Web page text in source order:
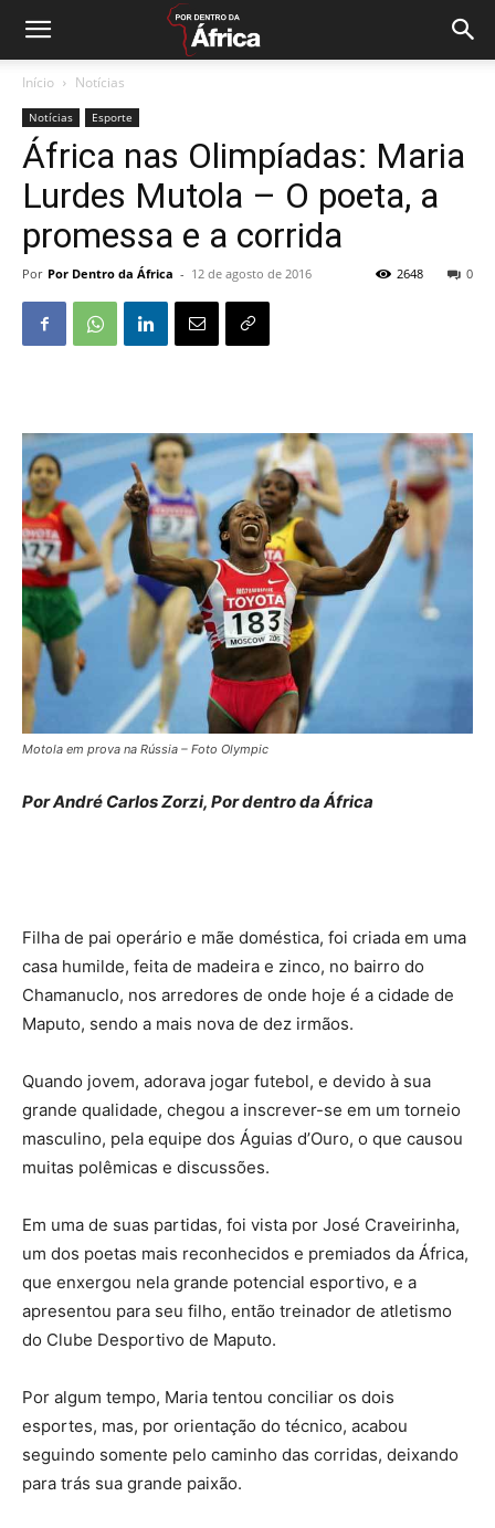
Início Notícias
Notícias Esporte
África nas Olimpíadas: Maria
Lurdes Mutola – O poeta, a
promessa e a corrida
Por Por Dentro da África - 12 de agosto de 2016 0
2648
Motola em prova na Rússia – Foto Olympic
Por André Carlos Zorzi, Por dentro da África
Filha de pai operário e mãe doméstica, foi criada em uma
casa humilde, feita de madeira e zinco, no bairro do
Chamanuclo, nos arredores de onde hoje é a cidade de
Maputo, sendo a mais nova de dez irmãos.
Quando jovem, adorava jogar futebol, e devido à sua
grande qualidade, chegou a inscrever-se em um torneio
masculino, pela equipe dos Águias d’Ouro, o que causou
muitas polêmicas e discussões.
Em uma de suas partidas, foi vista por José Craveirinha,
um dos poetas mais reconhecidos e premiados da África,
que enxergou nela grande potencial esportivo, e a
apresentou para seu filho, então treinador de atletismo
do Clube Desportivo de Maputo.
Por algum tempo, Maria tentou conciliar os dois
esportes, mas, por orientação do técnico, acabou
seguindo somente pelo caminho das corridas, deixando
para trás sua grande paixão.